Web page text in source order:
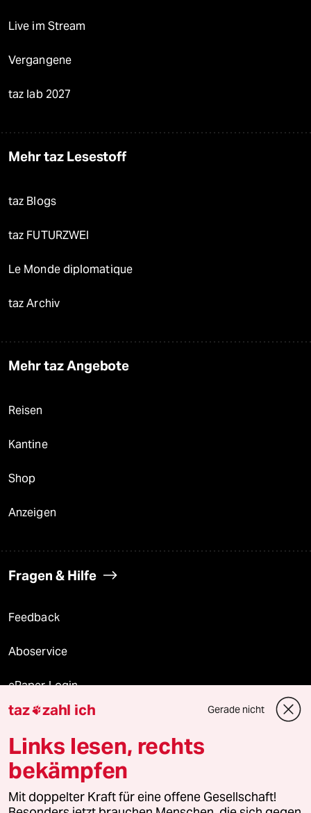
Live im Stream
Vergangene
taz lab 2027
Mehr taz Lesestoff
taz Blogs
taz FUTURZWEI
Le Monde diplomatique
taz Archiv
Mehr taz Angebote
Reisen
Kantine
Shop
Anzeigen
Fragen & Hilfe
Feedback
Aboservice
ePaper Login
Downloads für Abonnierende
© 2026 taz Verlags und Vertriebs GmbH
Alle Rechte vorbehalten. Bei rechtlichen Fragen oder für Genehmigungen
wenden Sie sich bitte an
lizenzen@taz.de
taz zahl ich Gerade nicht
Links lesen, rechts
bekämpfen
Mit doppelter Kraft für eine offene Gesellschaft!